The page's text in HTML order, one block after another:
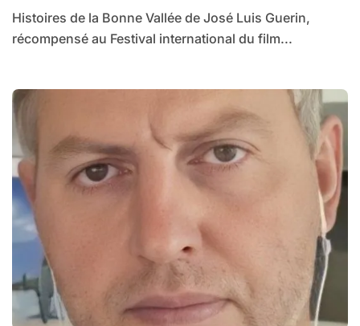
Histoires de la Bonne Vallée de José Luis Guerin,
récompensé au Festival international du film...